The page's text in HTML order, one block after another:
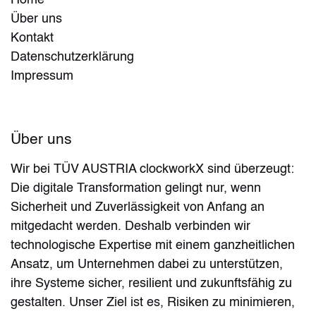
Über uns
Kontakt
Datenschutzerklärung
Impressum
Über uns
Wir bei TÜV AUSTRIA clockworkX sind überzeugt:
Die digitale Transformation gelingt nur, wenn
Sicherheit und Zuverlässigkeit von Anfang an
mitgedacht werden. Deshalb verbinden wir
technologische Expertise mit einem ganzheitlichen
Ansatz, um Unternehmen dabei zu unterstützen,
ihre Systeme sicher, resilient und zukunftsfähig zu
gestalten. Unser Ziel ist es, Risiken zu minimieren,